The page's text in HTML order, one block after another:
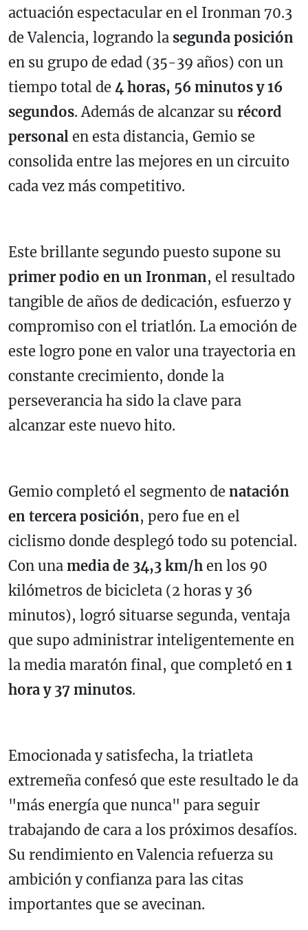
actuación espectacular en el Ironman 70.3
de Valencia, logrando la segunda posición
en su grupo de edad (35-39 años) con un
tiempo total de 4 horas, 56 minutos y 16
segundos. Además de alcanzar su récord
personal en esta distancia, Gemio se
consolida entre las mejores en un circuito
cada vez más competitivo.
Este brillante segundo puesto supone su
primer podio en un Ironman, el resultado
tangible de años de dedicación, esfuerzo y
compromiso con el triatlón. La emoción de
este logro pone en valor una trayectoria en
constante crecimiento, donde la
perseverancia ha sido la clave para
alcanzar este nuevo hito.
Gemio completó el segmento de natación
en tercera posición, pero fue en el
ciclismo donde desplegó todo su potencial.
Con una media de 34,3 km/h en los 90
kilómetros de bicicleta (2 horas y 36
minutos), logró situarse segunda, ventaja
que supo administrar inteligentemente en
la media maratón final, que completó en 1
hora y 37 minutos.
Emocionada y satisfecha, la triatleta
extremeña confesó que este resultado le da
"más energía que nunca" para seguir
trabajando de cara a los próximos desafíos.
Su rendimiento en Valencia refuerza su
ambición y confianza para las citas
importantes que se avecinan.